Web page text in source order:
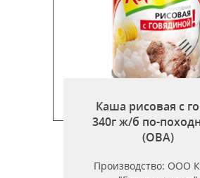
Каша рисовая с
340г ж/б по-
(ОВА)
Производство: ООО